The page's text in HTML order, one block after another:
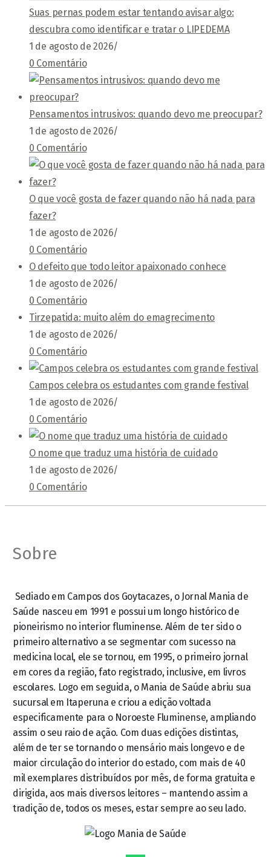
Suas pernas podem estar tentando avisar algo:
descubra como identificar e tratar o LIPEDEMA
1 de agosto de 2026/
0 Comentário
Pensamentos intrusivos: quando devo me preocupar?
1 de agosto de 2026/
0 Comentário
O que você gosta de fazer quando não há nada para
fazer?
1 de agosto de 2026/
0 Comentário
O defeito que todo leitor apaixonado conhece
1 de agosto de 2026/
0 Comentário
Tirzepatida: muito além do emagrecimento
1 de agosto de 2026/
0 Comentário
Campos celebra os estudantes com grande festival
1 de agosto de 2026/
0 Comentário
O nome que traduz uma história de cuidado
1 de agosto de 2026/
0 Comentário
Sobre
Sediado em Campos dos Goytacazes, o Jornal Mania de
Saúde nasceu em 1991 e possui um longo histórico de
pioneirismo no interior fluminense. Além de ter sido o
primeiro alternativo a se segmentar com sucesso na
medicina local, ele se tornou, em 1995, o primeiro jornal
em cores da região, fato registrado, inclusive, em livros
escolares. Logo em seguida, o Mania de Saúde abriu sua
sucursal em Itaperuna e criou a edição voltada
especificamente para o Noroeste Fluminense, ampliando
assim o seu raio de ação. Com duas edições distintas,
além de ter se tornando o mensário mais longevo e de
maior circulação do interior do estado, com mais de 40
mil exemplares distribuídos por mês, de forma gratuita e
dirigida, aos mais diversos leitores – mantendo assim a
tradição de, todos os meses, estar sempre ao seu lado.